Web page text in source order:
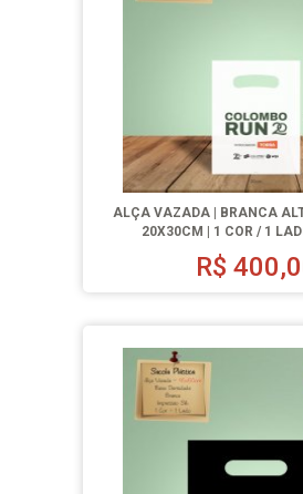
ALÇA VAZADA | BRANCA
20X30CM | 1 COR / 1
R$